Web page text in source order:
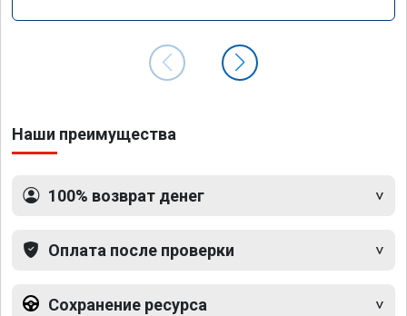
Наши преимущества
100% возврат денег
Оплата после проверки
Сохранение ресурса